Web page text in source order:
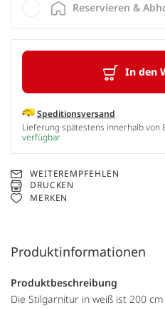
In den
Speditionsversand
Lieferung spätestens innerhalb von
verfügbar
Reservieren &
WEITEREMPFEHLEN
DRUCKEN
MERKEN
Produktinformationen
Produktbeschreibung
Die Stilgarnitur in weiß ist 200